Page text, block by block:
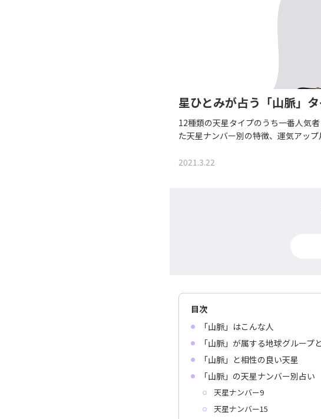
星ひとみが占う「山脈」
12種類の天星タイプのうち一番人気
た天星ナンバー別の特徴、運気アップ
2021.3.22
目次
「山脈」はこんな人
「山脈」が属する地球グループ
「山脈」と相性の良い天星
「山脈」の天星ナンバー別占い
天星ナンバー9
天星ナンバー15